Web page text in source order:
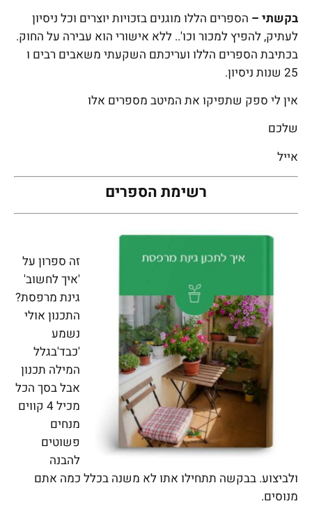
בקשתי – הספרים הללו מוגנים בזכויות יוצרים וכל ניסיון
לעתיק, להפיץ למכור וכו'.. ללא אישורי הוא עבירה על החוק.
בכתיבת הספרים הללו ועריכתם השקעתי משאבים רבים ו
25 שנות ניסיון.
אין לי ספק שתפיקו את המיטב מספרים אלו
שלכם
אייל
רשימת הספרים
זה ספרון על
'איך לחשוב'
גינת מרפסת?
התכנון אולי
נשמע
'כבד'בגלל
המילה תכנון
אבל בסך הכל
מכיל 4 קווים
מנחים
פשוטים
להבנה
ולביצוע. בבקשה תתחילו אתו לא משנה בכלל כמה אתם
מנוסים.